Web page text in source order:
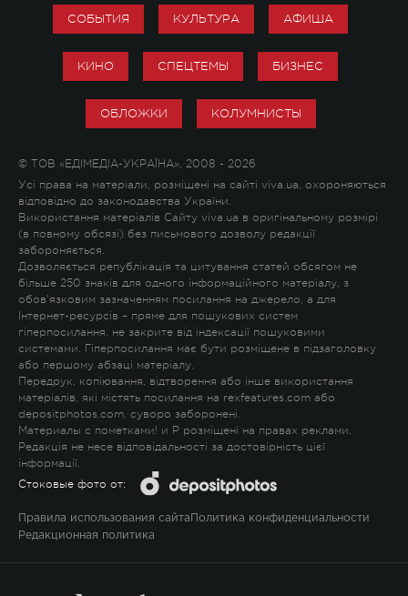
СОБЫТИЯ КУЛЬТУРА АФИША
КИНО СПЕЦТЕМЫ БИЗНЕС
ОБЛОЖКИ КОЛУМНИСТЫ
© ТОВ «ЕДІМЕДІА-УКРАЇНА», 2008 - 2026
Усі права на матеріали, розміщені на сайті viva.ua, охороняються
відповідно до законодавства України.
Використання матеріалів Сайту viva.ua в оригінальному розмірі
(в повному обсязі) без письмового дозволу редакції
забороняється.
Дозволяється републікація та цитування статей обсягом не
більше 250 знаків для одного інформаційного матеріалу, з
обов'язковим зазначенням посилання на джерело, а для
Інтернет-ресурсів – пряме для пошукових систем
гіперпосилання, не закрите від індексації пошуковими
системами. Гіперпосилання має бути розміщене в підзаголовку
або першому абзаці матеріалу.
Передрук, копіювання, відтворення або інше використання
матеріалів, які містять посилання на rexfeatures.com або
depositphotos.com, суворо заборонені.
Материалы с пометками! и P розміщені на правах реклами.
Редакція не несе відповідальності за достовірність цієї
інформації.
Стоковые фото от:
Правила использования сайта Политика конфиденциальности
Редакционная политика